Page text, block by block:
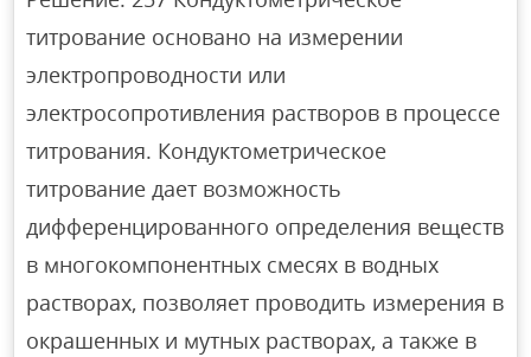
титрование основано на измерении
электропроводности или
электросопротивления растворов в процессе
титрования. Кондуктометрическое
титрование дает возможность
дифференцированного определения веществ
в многокомпонентных смесях в водных
растворах, позволяет проводить измерения в
окрашенных и мутных растворах, а также в